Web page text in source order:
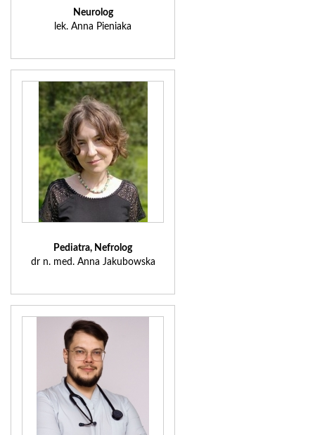
Neurolog
lek. Anna Pieniaka
Pediatra, Nefrolog
dr n. med. Anna Jakubowska